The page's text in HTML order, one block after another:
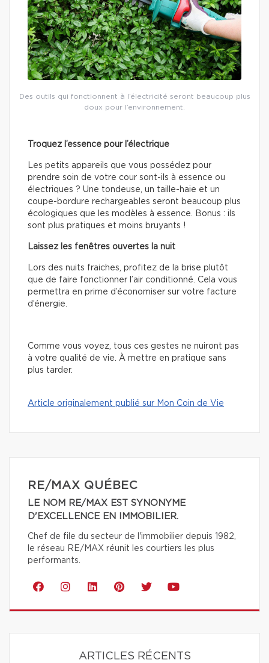
Des outils qui fonctionnent à l’électricité seront beaucoup plus
doux pour l’environnement.
Troquez l’essence pour l’électrique
Les petits appareils que vous possédez pour
prendre soin de votre cour sont-ils à essence ou
électriques ? Une tondeuse, un taille-haie et un
coupe-bordure rechargeables seront beaucoup plus
écologiques que les modèles à essence. Bonus : ils
sont plus pratiques et moins bruyants !
Laissez les fenêtres ouvertes la nuit
Lors des nuits fraiches, profitez de la brise plutôt
que de faire fonctionner l’air conditionné. Cela vous
permettra en prime d’économiser sur votre facture
d’énergie.
Comme vous voyez, tous ces gestes ne nuiront pas
à votre qualité de vie. À mettre en pratique sans
plus tarder.
Article originalement publié sur Mon Coin de Vie
RE/MAX QUÉBEC
LE NOM RE/MAX EST SYNONYME
D'EXCELLENCE EN IMMOBILIER.
Chef de file du secteur de l'immobilier depuis 1982,
le réseau RE/MAX réunit les courtiers les plus
performants.
ARTICLES RÉCENTS